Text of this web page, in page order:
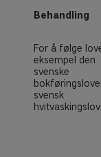
Behandling
For å følge
eksempel den
svenske
svensk